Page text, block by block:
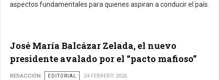
aspectos fundamentales para quienes aspiran a conducir el país.
José María Balcázar Zelada, el nuevo
presidente avalado por el “pacto mafioso”
REDACCIÓN EDITORIAL 24 FEBRERO 2026